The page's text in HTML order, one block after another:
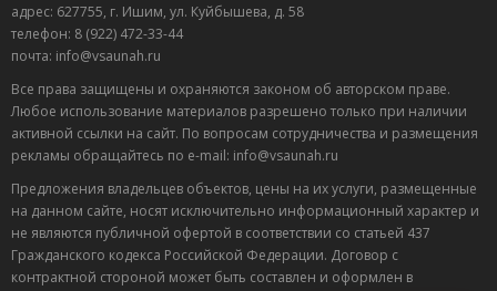
адрес: 627755, г. Ишим, ул. Куйбышева, д. 58
телефон: 8 (922) 472-33-44
почта: info@vsaunah.ru
Все права защищены и охраняются законом об авторском праве.
Любое использование материалов разрешено только при наличии
активной ссылки на сайт. По вопросам сотрудничества и размещения
рекламы обращайтесь по e-mail: info@vsaunah.ru
Предложения владельцев объектов, цены на их услуги, размещенные
на данном сайте, носят исключительно информационный характер и
не являются публичной офертой в соответствии со статьей 437
Гражданского кодекса Российской Федерации. Договор с
контрактной стороной может быть составлен и оформлен в
Лучшие
спецпредложения
саун